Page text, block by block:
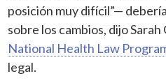
posición muy difícil”—
sobre los cambios, dijo Sarah
National Health Law
legal.